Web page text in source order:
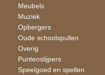
Meubels
Muziek
Opbergers
Oude schoolspullen
Overig
Puntenslijpers
Speelgoed en spellen